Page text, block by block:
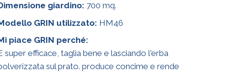
giardino: 700 mq.
GRIN utilizzato: HM46
piace GRIN perché:
super efficace, taglia bene e lasciando l'erba
sul prato. produce concime e rende